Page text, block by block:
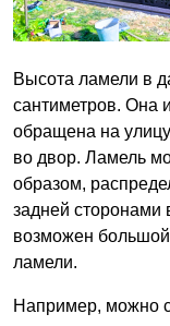
Высота ламели в
сантиметров. Она
обращена на
во двор. Ламель
образом,
задней сторонами
возможен
ламели.
Например, можно